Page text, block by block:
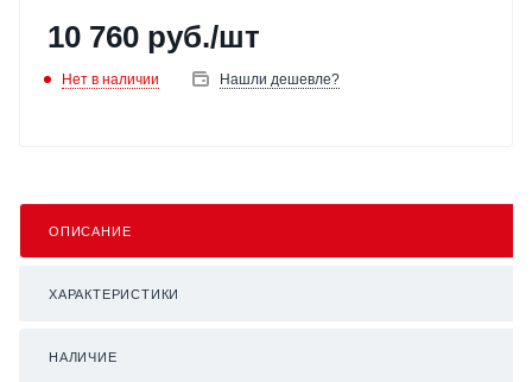
10 760 руб./шт
Нет в наличии Нашли дешевле?
ОПИСАНИЕ
ХАРАКТЕРИСТИКИ
НАЛИЧИЕ